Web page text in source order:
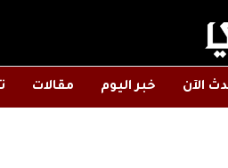
الآن خبر اليوم مقالات